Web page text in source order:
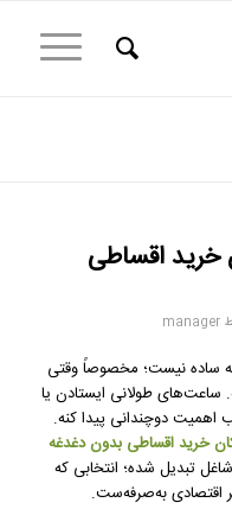
خرید اقساطی
manager
ساده نیست؛ مخصوصاً وقتی
ساعت‌های طولانی ایستادن یا
دوچندانی پیدا کنه.
خرید اقساطی بدون دغدغه
تبدیل شده؛ انتخابی که
اقتصادی به‌صرفه‌ست.